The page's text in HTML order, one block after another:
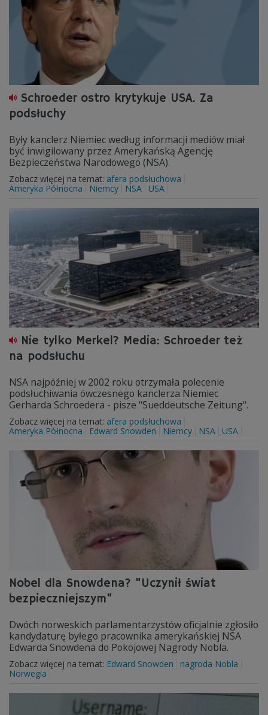
Schroeder ostro krytykuje USA. Za
podsłuchy
Były kanclerz Niemiec według informacji mediów miał
być inwigilowany przez Amerykańską Agencję
Bezpieczeństwa Narodowego (NSA).
Zobacz więcej na temat: afera podsłuchowa
Ameryka Północna
Niemcy NSA USA
Nie tylko Merkel? Media: Schroeder też
na podsłuchu
NSA najpóźniej w 2002 roku otrzymała polecenie
podsłuchiwania ówczesnego kanclerza Niemiec
Gerharda Schroedera - pisze "Sueddeutsche Zeitung".
Zobacz więcej na temat: afera podsłuchowa
Ameryka Północna
Edward Snowden Niemcy NSA USA
Nobel dla Snowdena? "Uczynił świat
bezpieczniejszym"
Dwóch norweskich parlamentarzystów oficjalnie zgłosiło
kandydaturę byłego pracownika amerykańskiej NSA
Edwarda Snowdena do Pokojowej Nagrody Nobla.
Zobacz więcej na temat: Edward Snowden
nagroda Nobla
Norwegia